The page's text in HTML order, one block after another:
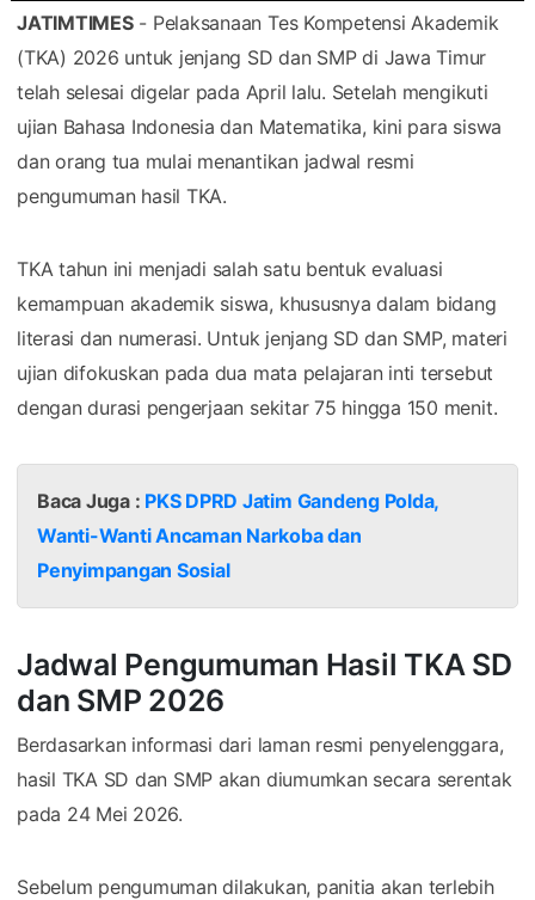
JATIMTIMES- Pelaksanaan Tes Kompetensi Akademik
(TKA) 2026 untuk jenjang SD dan SMP di Jawa Timur
telah selesai digelar pada April lalu. Setelah mengikuti
ujian Bahasa Indonesia dan Matematika, kini para siswa
dan orang tua mulai menantikan jadwal resmi
pengumuman hasil TKA.
TKA tahun ini menjadi salah satu bentuk evaluasi
kemampuan akademik siswa, khususnya dalam bidang
literasi dan numerasi. Untuk jenjang SD dan SMP, materi
ujian difokuskan pada dua mata pelajaran inti tersebut
dengan durasi pengerjaan sekitar 75 hingga 150 menit.
Baca Juga : PKS DPRD Jatim Gandeng Polda,
Wanti-Wanti Ancaman Narkoba dan
Penyimpangan Sosial
Jadwal Pengumuman Hasil TKA SD
dan SMP 2026
Berdasarkan informasi dari laman resmi penyelenggara,
hasil TKA SD dan SMP akan diumumkan secara serentak
pada 24 Mei 2026.
Sebelum pengumuman dilakukan, panitia akan terlebih